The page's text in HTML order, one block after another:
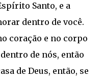
Santo, e a
dentro de você.
coração e no corpo
de nós, então
de Deus, então, se